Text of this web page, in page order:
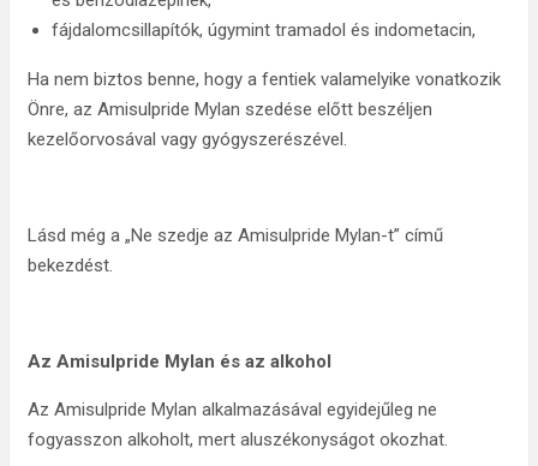
fájdalomcsillapítók, úgymint tramadol és indometacin,
Ha nem biztos benne, hogy a fentiek valamelyike vonatkozik
Önre, az Amisulpride Mylan szedése előtt beszéljen
kezelőorvosával vagy gyógyszerészével.
Lásd még a „Ne szedje az Amisulpride Mylan-t” című
bekezdést.
Az Amisulpride Mylan és az alkohol
Az Amisulpride Mylan alkalmazásával egyidejűleg ne
fogyasszon alkoholt, mert aluszékonyságot okozhat.